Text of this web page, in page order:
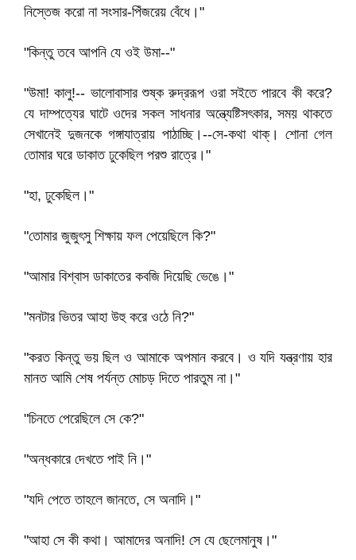
নিস্তেজ করো না সংসার-পিঁজরেয় বেঁধে।"
"কিন্তু তবে আপনি যে ওই উমা--"
"উমা! কালু!-- ভালোবাসার শুষ্ক রুদ্ররূপ ওরা সইতে পারবে কী করে?
যে দাম্পত্যের ঘাটে ওদের সকল সাধনার অন্ত্যেষ্টিসৎকার, সময় থাকতে
সেখানেই দুজনকে গঙ্গাযাত্রায় পাঠাচ্ছি।--সে-কথা থাক্‌। শোনা গেল
তোমার ঘরে ডাকাত ঢুকেছিল পরশু রাত্রে।"
"হা, ঢুকেছিল।"
"তোমার জুজুৎসু শিক্ষায় ফল পেয়েছিলে কি?"
"আমার বিশ্বাস ডাকাতের কবজি দিয়েছি ভেঙে।"
"মনটার ভিতর আহা উহু করে ওঠে নি?"
"করত কিন্তু ভয় ছিল ও আমাকে অপমান করবে। ও যদি যন্ত্রণায় হার
মানত আমি শেষ পর্যন্ত মোচড় দিতে পারতুম না।"
"চিনতে পেরেছিলে সে কে?"
"অন্ধকারে দেখতে পাই নি।"
"যদি পেতে তাহলে জানতে, সে অনাদি।"
"আহা সে কী কথা। আমাদের অনাদি! সে যে ছেলেমানুষ।"